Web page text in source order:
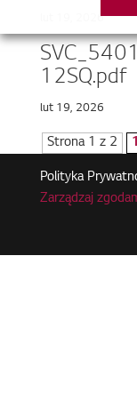
lut 19, 2026
12SQ.pdf
lut 19, 2026
Strona 1 z 2 1
Polityka
Zarządzaj